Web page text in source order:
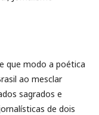
que modo a poética
ao mesclar
sagrados e
de dois